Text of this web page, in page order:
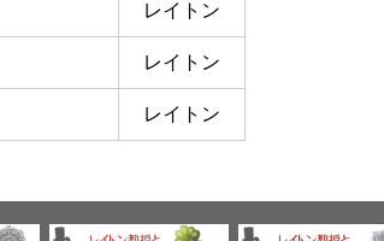
レイトン
レイトン
レイトン